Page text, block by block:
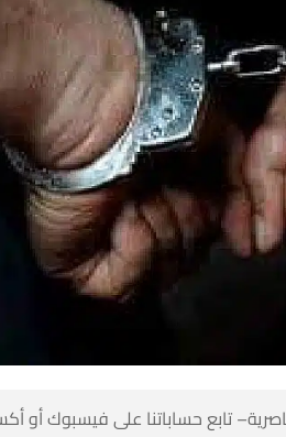
تابع حساباتنا على فيسبوك أو